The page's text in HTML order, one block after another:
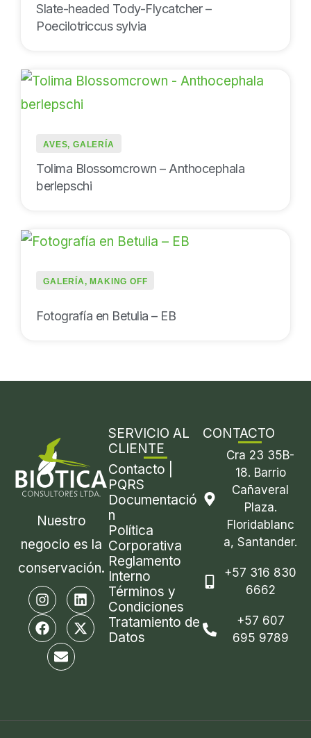
Slate-headed Tody-Flycatcher –
Poecilotriccus sylvia
Tolima Blossomcrown – Anthocephala
berlepschi
AVES,GALERÍA
Fotografía en Betulia – EB
GALERÍA,MAKING OFF
Nuestro
negocio es la
conservación.
I
n
s
t
a
g
L
i
n
k
e
F
a
c
e
b
o
X
-
t
w
i
E
n
v
e
l
o
p
SERVICIO AL
CLIENTE
Contacto |
PQRS
Documentació
n
Política
Corporativa
Reglamento
Interno
Términos y
Condiciones
Tratamiento de
Datos
CONTACTO
Cra 23 35B-
18. Barrio
Cañaveral
Plaza.
Floridablanc
a, Santander.
+57 316 830
6662
+57 607
695 9789